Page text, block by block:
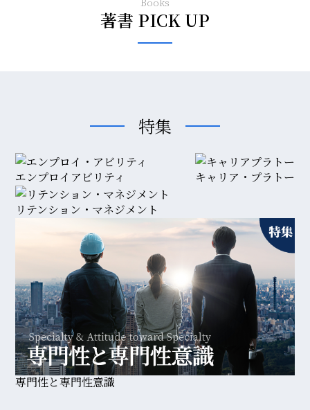
著書 PICK UP
特集
エンプロイアビリティ キャリア・プラトー
リテンション・マネジメント
専門性と専門性意識